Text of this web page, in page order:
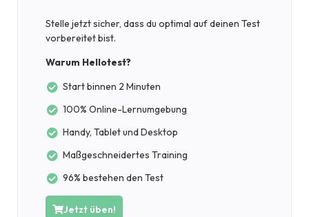
Stelle jetzt sicher, dass du optimal auf deinen Test
vorbereitet bist.
Warum Hellotest?
Start binnen 2 Minuten
100% Online-Lernumgebung
Handy, Tablet und Desktop
Maßgeschneidertes Training
96% bestehen den Test
Jetzt üben!